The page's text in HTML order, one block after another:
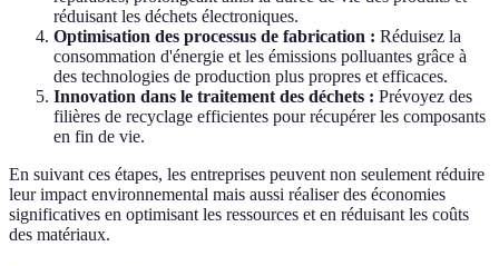
réduisant les déchets électroniques.
Optimisation des processus de fabrication : Réduisez la
consommation d'énergie et les émissions polluantes grâce à
des technologies de production plus propres et efficaces.
Innovation dans le traitement des déchets : Prévoyez des
filières de recyclage efficientes pour récupérer les composants
en fin de vie.
En suivant ces étapes, les entreprises peuvent non seulement réduire
leur impact environnemental mais aussi réaliser des économies
significatives en optimisant les ressources et en réduisant les coûts
des matériaux.